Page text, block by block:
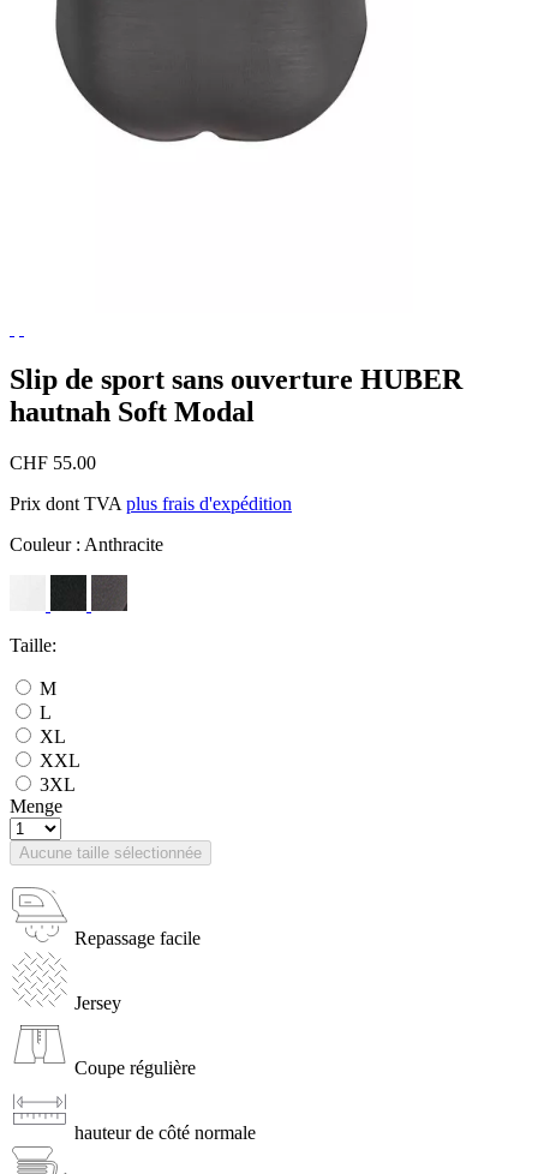
Slip de sport sans ouverture HUBER
hautnah Soft Modal
CHF 55.00
Prix dont TVA plus frais d'expédition
Couleur : Anthracite
Taille:
M
L
XL
XXL
3XL
Menge
Aucune taille sélectionnée
Repassage facile
Jersey
Coupe régulière
hauteur de côté normale